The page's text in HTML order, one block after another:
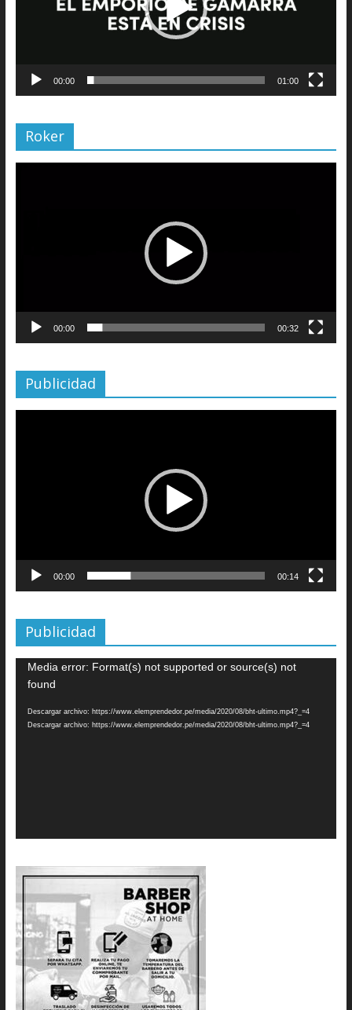
00:00 01:00
Roker
00:00 00:32
Publicidad
00:00 00:14
Publicidad
Reproductor
Media error: Format(s) not supported or source(s) not
found
Descargar archivo: https://www.elemprendedor.pe/media/2020/08/bht-ultimo.mp4?_=4
Descargar archivo: https://www.elemprendedor.pe/media/2020/08/bht-ultimo.mp4?_=4